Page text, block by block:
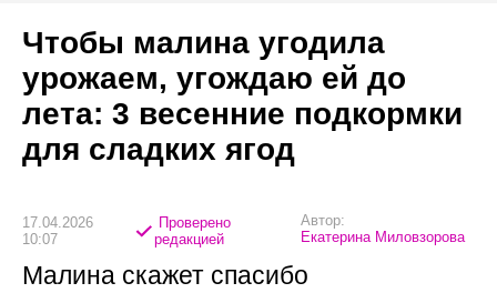
Чтобы малина угодила
урожаем, угождаю ей до
лета: 3 весенние подкормки
для сладких ягод
17.04.2026
10:07
Проверено
редакцией
Автор:
Екатерина Миловзорова
Малина скажет спасибо